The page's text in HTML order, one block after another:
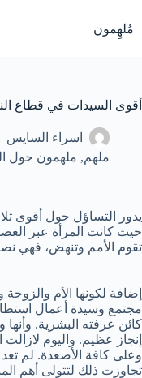
إلى
المحتوى
مُلهِمون
أقوى السيدات في قطاع
اسراء السايس
ملهم, ملهمون حول
يدور التساؤل حول أقوى
حيث كانت المرأة عبر
تقوم الأمم وتنهض، فهي
إضافة لكونها الأم
مجتمع وسيدة أعمال
كائن عرفته البشرية.
إنجاز عظيم. واليوم
وعلى كافة الأصعدة. لم
تجاوزت ذلك لتتولى أهم